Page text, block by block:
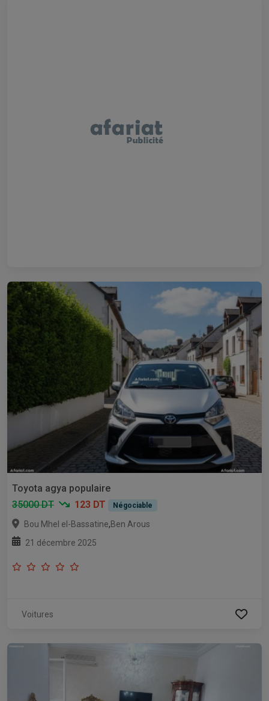
Toyota agya populaire
35000 DT
123 DT Négociable
Bou Mhel el-Bassatine,Ben Arous
21 décembre 2025
Voitures